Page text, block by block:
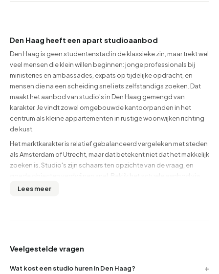
Den Haag heeft een apart studioaanbod
Den Haag is geen studentenstad in de klassieke zin, maar trekt wel
veel mensen die klein willen beginnen: jonge professionals bij
ministeries en ambassades, expats op tijdelijke opdracht, en
mensen die na een scheiding snel iets zelfstandigs zoeken. Dat
maakt het aanbod van studio's in Den Haag gemengd van
karakter. Je vindt zowel omgebouwde kantoorpanden in het
centrum als kleine appartementen in rustige woonwijken richting
de kust.
Het marktkarakter is relatief gebalanceerd vergeleken met steden
als Amsterdam of Utrecht, maar dat betekent niet dat het makkelijk
zoeken is. Studio's zijn schaars ten opzichte van de vraag, en
goede objecten verdwijnen snel. Bekijk het actuele aanbod via
alle huurwoningen in Den Haag
Een studio is juridisch gezien een zelfstandige woning met een
bepaalt welke huurrechten je hebt en of de woning valt onder de
Lees meer
Veelgestelde vragen
Wat kost een studio huren in Den Haag?